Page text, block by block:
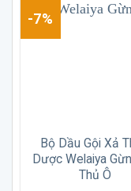
-7%
Bộ Dầu Gội Xả
Dược Welaiya
Thủ Ô